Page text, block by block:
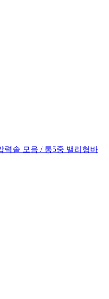
력솥 모음 / 통5중 밸리형바